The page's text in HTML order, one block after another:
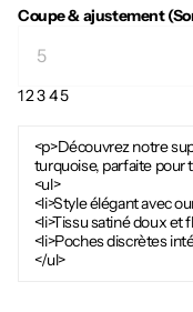
Coupe & ajustement
12345
<p>Découvrez notre
turquoise, parfaite pour
<ul>
<li>Style élégant avec
<li>Tissu satiné doux et
<li>Poches discrètes
</ul>